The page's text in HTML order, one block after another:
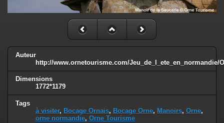
Auteur
http://www.ornetourisme.com/Jeu_de_l_ete_en_normandie/
Dimensions
1772*1179
Tags
à visiter, Bocage Ornais, Bocage Orne, Manoirs, Orne,
orne normandie, Orne Tourisme